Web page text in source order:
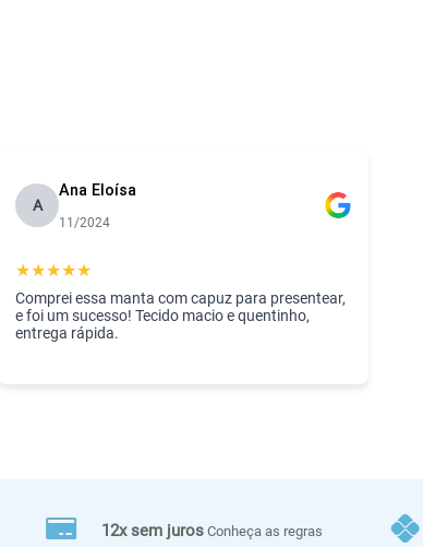
A
Ana Eloísa
11/2024
★★★★★
Comprei essa manta com capuz para presentear,
e foi um sucesso! Tecido macio e quentinho,
entrega rápida.
12x sem juros Conheça as regras